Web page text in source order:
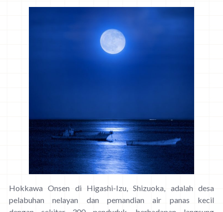
Hokkawa Onsen di Higashi-Izu, Shizuoka, adalah desa
pelabuhan nelayan dan pemandian air panas kecil